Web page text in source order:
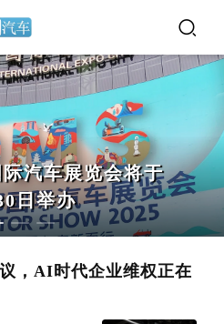
汽车展览会将于
日举办
，AI时代企业维权正在